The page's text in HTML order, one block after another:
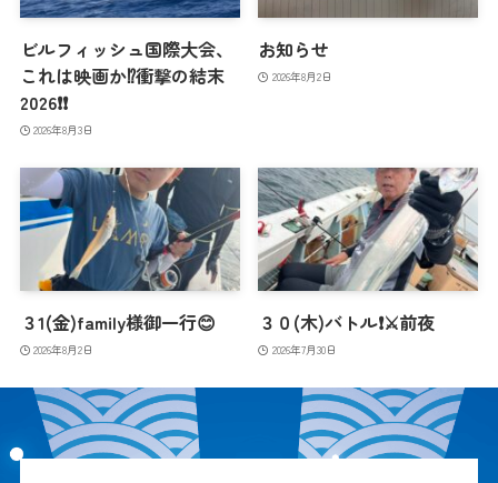
ビルフィッシュ国際大会、
これは映画か⁉️衝撃の結末
2026❗️❗️
2026年8月3日
お知らせ
2026年8月2日
３1(金)family様御一行😊
2026年8月2日
３０(木)バトル❗️⚔️前夜
2026年7月30日